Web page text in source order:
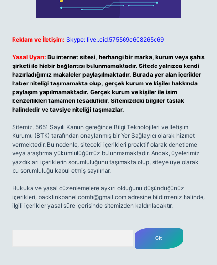
Reklam ve İletişim: Skype: live:.cid.575569c608265c69
Yasal Uyarı: Bu internet sitesi, herhangi bir marka, kurum veya şahıs
şirketi ile hiçbir bağlantısı bulunmamaktadır. Sitede yalnızca kendi
hazırladığımız makaleler paylaşılmaktadır. Burada yer alan içerikler
haber niteliği taşımamakta olup, gerçek kurum ve kişiler hakkında
paylaşım yapılmamaktadır. Gerçek kurum ve kişiler ile isim
benzerlikleri tamamen tesadüfidir. Sitemizdeki bilgiler taslak
halindedir ve tavsiye niteliği taşımazlar.
Sitemiz, 5651 Sayılı Kanun gereğince Bilgi Teknolojileri ve İletişim
Kurumu (BTK) tarafından onaylanmış bir Yer Sağlayıcı olarak hizmet
vermektedir. Bu nedenle, sitedeki içerikleri proaktif olarak denetleme
veya araştırma yükümlülüğümüz bulunmamaktadır. Ancak, üyelerimiz
yazdıkları içeriklerin sorumluluğunu taşımakta olup, siteye üye olarak
bu sorumluluğu kabul etmiş sayılırlar.
Hukuka ve yasal düzenlemelere aykırı olduğunu düşündüğünüz
içerikleri, backlinkpanelicomtr@gmail.com adresine bildirmeniz halinde,
ilgili içerikler yasal süre içerisinde sitemizden kaldırılacaktır.